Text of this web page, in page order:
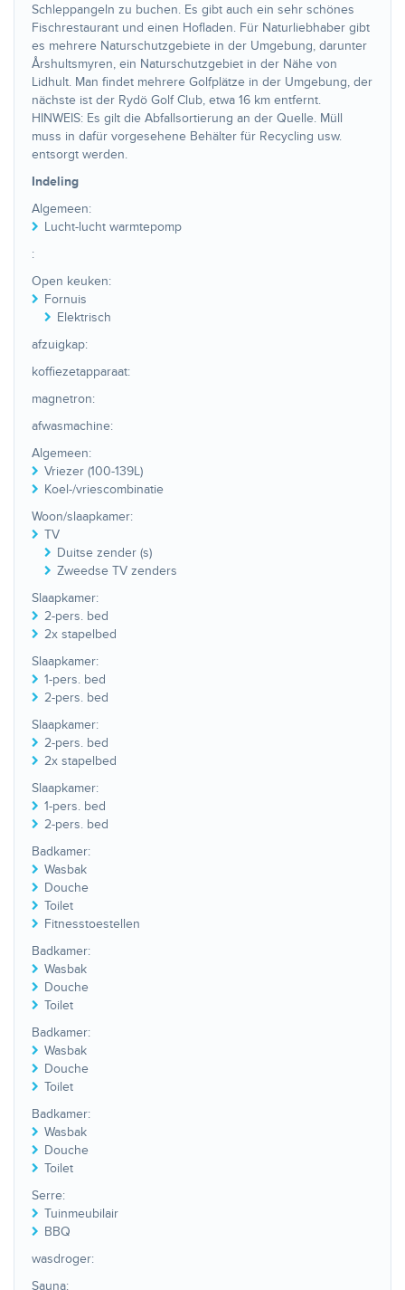
Schleppangeln zu buchen. Es gibt auch ein sehr schönes
Fischrestaurant und einen Hofladen. Für Naturliebhaber gibt
es mehrere Naturschutzgebiete in der Umgebung, darunter
Årshultsmyren, ein Naturschutzgebiet in der Nähe von
Lidhult. Man findet mehrere Golfplätze in der Umgebung, der
nächste ist der Rydö Golf Club, etwa 16 km entfernt.
HINWEIS: Es gilt die Abfallsortierung an der Quelle. Müll
muss in dafür vorgesehene Behälter für Recycling usw.
entsorgt werden.
Indeling
Algemeen:
Lucht-lucht warmtepomp
:
Open keuken:
Fornuis
Elektrisch
afzuigkap:
koffiezetapparaat:
magnetron:
afwasmachine:
Algemeen:
Vriezer (100-139L)
Koel-/vriescombinatie
Woon/slaapkamer:
TV
Duitse zender (s)
Zweedse TV zenders
Slaapkamer:
2-pers. bed
2x stapelbed
Slaapkamer:
1-pers. bed
2-pers. bed
Slaapkamer:
2-pers. bed
2x stapelbed
Slaapkamer:
1-pers. bed
2-pers. bed
Badkamer:
Wasbak
Douche
Toilet
Fitnesstoestellen
Badkamer:
Wasbak
Douche
Toilet
Badkamer:
Wasbak
Douche
Toilet
Badkamer:
Wasbak
Douche
Toilet
Serre:
Tuinmeubilair
BBQ
wasdroger:
Sauna: